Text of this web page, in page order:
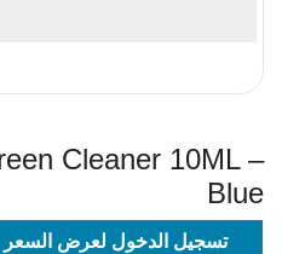
Cleaner 10ML –
Blue
تسجيل الدخول لعرض السعر